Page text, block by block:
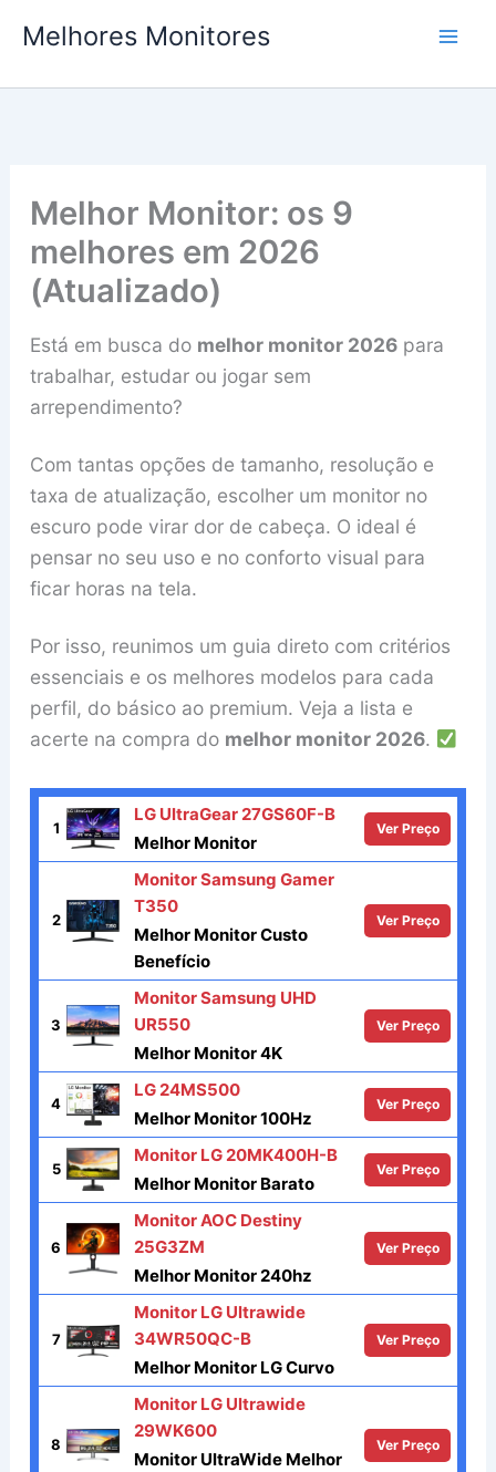
paraMelhores Monitores
Melhor Monitor: os 9
melhores em 2026
(Atualizado)
Está em busca do melhor monitor 2026para
trabalhar, estudar ou jogar sem
arrependimento?
Com tantas opções de tamanho, resolução e
taxa de atualização, escolher um monitor no
escuro pode virar dor de cabeça. O ideal é
pensar no seu uso e no conforto visual para
ficar horas na tela.
Por isso, reunimos um guia direto com critérios
essenciais e os melhores modelos para cada
perfil, do básico ao premium. Veja a lista e
acerte na compra do melhor monitor 2026.
1
LG UltraGear 27GS60F-B
Melhor Monitor
Ver Preço
2
Monitor Samsung Gamer
T350
Melhor Monitor Custo
Benefício
Ver Preço
3
Monitor Samsung UHD
UR550
Melhor Monitor 4K
Ver Preço
4
LG 24MS500
Melhor Monitor 100Hz
Ver Preço
5
Monitor LG 20MK400H-B
Melhor Monitor Barato
Ver Preço
6
Monitor AOC Destiny
25G3ZM
Melhor Monitor 240hz
Ver Preço
7
Monitor LG Ultrawide
34WR50QC-B
Melhor Monitor LG Curvo
Ver Preço
8
Monitor LG Ultrawide
29WK600
Monitor UltraWide Melhor
Ver Preço